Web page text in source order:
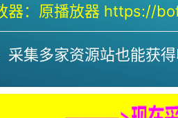
： 原播放器 https://
采集多家资源站也能获